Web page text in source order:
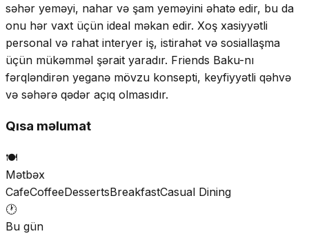
səhər yeməyi, nahar və şam yeməyini əhatə edir, bu da
onu hər vaxt üçün ideal məkan edir. Xoş xasiyyətli
personal və rahat interyer iş, istirahət və sosiallaşma
üçün mükəmməl şərait yaradır. Friends Baku-nı
fərqləndirən yeganə mövzu konsepti, keyfiyyətli qəhvə
və səhərə qədər açıq olmasıdır.
Qısa məlumat
🍽️
Mətbəx
CafeCoffeeDessertsBreakfastCasual Dining
🕐
Bu gün